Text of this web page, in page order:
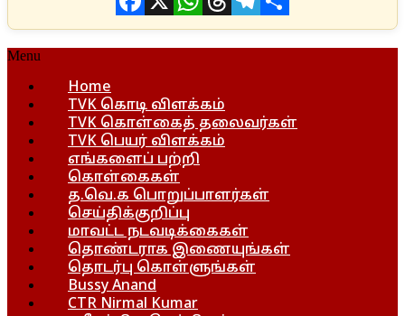
Facebook
X WhatsApp
ThreadsTelegram
Share
Menu
Home
TVK கொடி விளக்கம்
TVK கொள்கைத் தலைவர்கள்
TVK பெயர் விளக்கம்
எங்களைப் பற்றி
கொள்கைகள்
த.வெ.க பொறுப்பாளர்கள்
செய்திக்குறிப்பு
மாவட்ட நடவடிக்கைகள்
தொண்டராக இணையுங்கள்
தொடர்பு கொள்ளுங்கள்
Bussy Anand
CTR Nirmal Kumar